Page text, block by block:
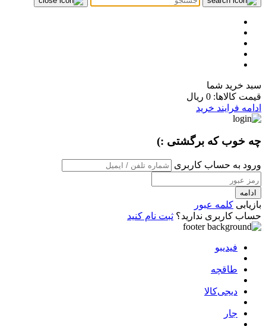
سبد خرید شما
قیمت کالاها: 0 ریال
ادامه فرایند خرید
چه خوب که برگشتی :)
ورود به حساب کاربری
ادامه
بازیابی کلمه عبور
حساب کاربری ندارید؟ ثبت نام کنید
فیدیبو
طاقچه
دیجی‌کالا
جار